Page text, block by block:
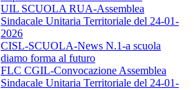
UIL SCUOLA RUA-Assemblea
Sindacale Unitaria Territoriale del 24-01-
2026
CISL-SCUOLA-News N.1-a scuola
diamo forma al futuro
FLC CGIL-Convocazione Assemblea
Sindacale Unitaria Territoriale del 24-01-